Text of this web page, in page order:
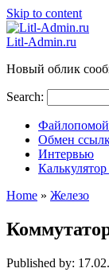
Skip to content
Litl-Admin.ru
Новый облик
Search:
Обмен
Интервью
Калькулятор
Home » Железо
Published by: